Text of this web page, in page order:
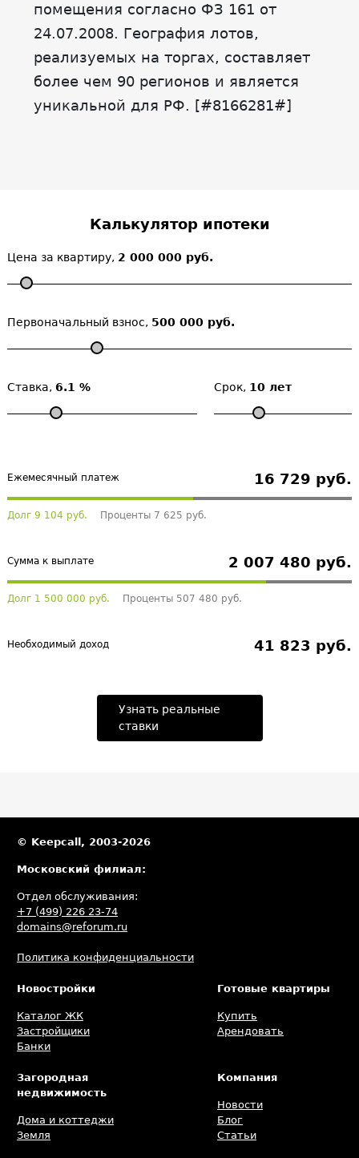
помещения согласно ФЗ 161 от
24.07.2008. География лотов,
реализуемых на торгах, составляет
более чем 90 регионов и является
уникальной для РФ. [#8166281#]
Калькулятор ипотеки
Цена за квартиру, 2 000 000 руб.
Первоначальный взнос, 500 000 руб.
Ставка, 6.1 % Срок, 10 лет
Ежемесячный платеж 16 729 руб.
Долг 9 104 руб. Проценты 7 625 руб.
Сумма к выплате 2 007 480 руб.
Долг 1 500 000 руб. Проценты 507 480 руб.
Необходимый доход 41 823 руб.
Узнать реальные
ставки
© Keepcall, 2003-2026
Московский филиал:
Отдел обслуживания:
+7 (499) 226 23-74
domains@reforum.ru
Политика конфиденциальности
Новостройки
Каталог ЖК
Застройщики
Банки
Готовые квартиры
Купить
Арендовать
Загородная
недвижимость
Дома и коттеджи
Земля
Компания
Новости
Блог
Статьи